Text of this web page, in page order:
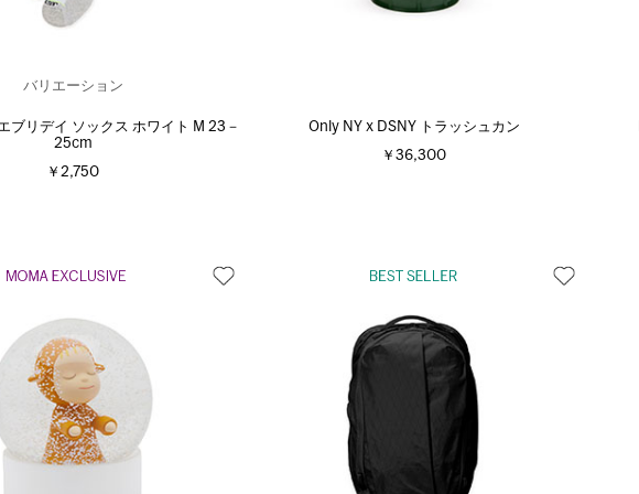
バリエーション
ブリデイ ソックス ホワイト M 23－
25cm
￥2,750
Only NY x DSNY トラッシュカン
￥36,300